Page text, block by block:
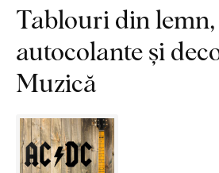
Tablouri din lemn,
autocolante și
Muzică